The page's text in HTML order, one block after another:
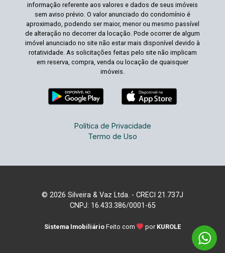
informação referente aos valores e dados de seus imóveis
sem aviso prévio. O valor anunciado do condomínio é
aproximado, podendo ser maior, menor ou mesmo passível
de alteração no decorrer da locação. Pode ocorrer de algum
imóvel anunciado no site não estar mais disponível devido à
rotatividade. As solicitações feitas pelo site não implicam
em reserva, compra, venda ou locação de quaisquer
imóveis.
Política de Privacidade
Termo de Uso
© 2026 Silveira & Vaz Ltda. - CRECI 21.737J
CNPJ: 16.433.386/0001-65
Sistema Imobiliário Feito com por KUROLE